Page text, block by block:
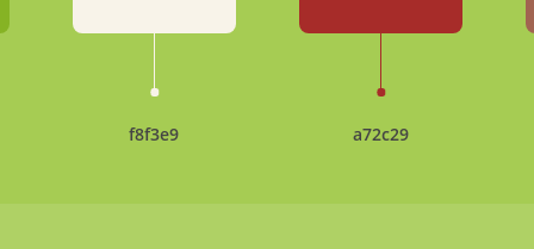
f8f3e9 a72c29